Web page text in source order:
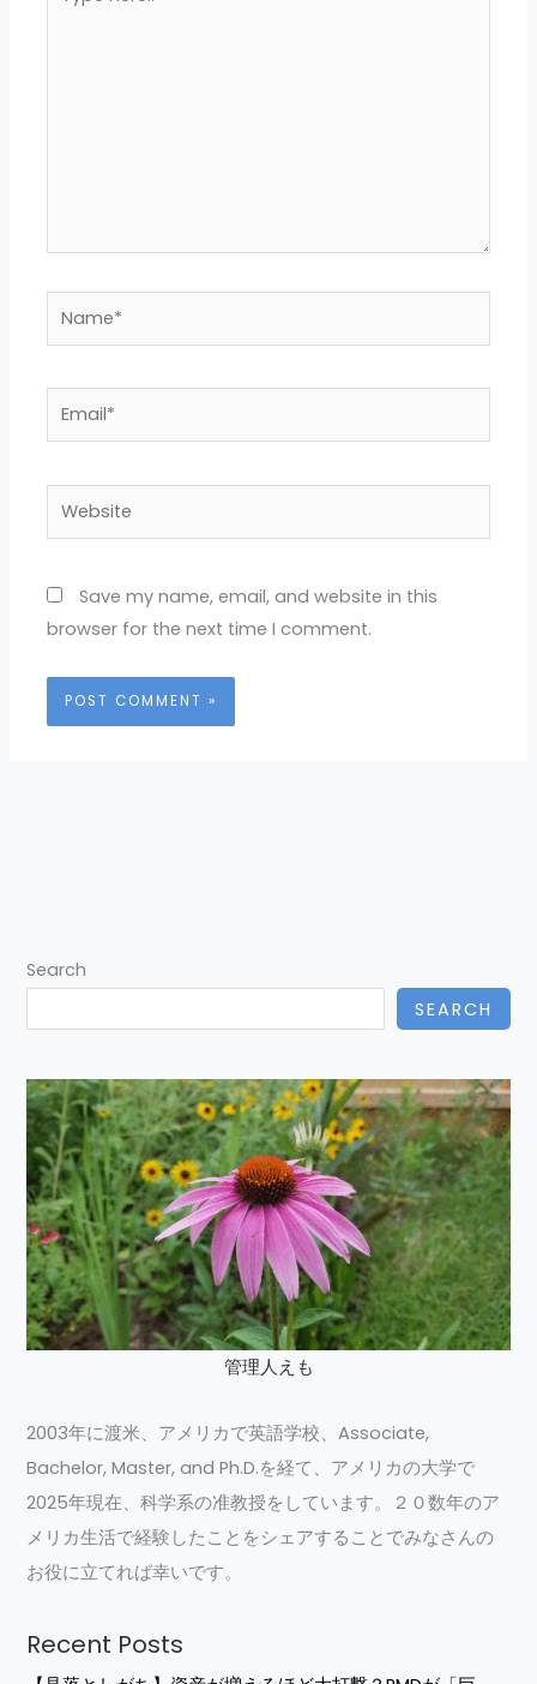
browser for the next time I comment.
管理人えも
Bachelor, Master, and Ph.D.を経て、アメリカの大学で
2025年現在、科学系の准教授をしています。２０数年のア
メリカ生活で経験したことをシェアすることでみなさんの
お役に立てれば幸いです。
【見落としがち】資産が増えるほど大打撃？RMDが「巨